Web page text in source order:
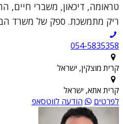
טראומה, דיכאון, משברי חיים,
ריק מתמשכת. ספק של משרד
054-5835358
קרית מוצקין, ישראל
קרית אתא, ישראל
לפרטים
הודעה לווטסאפ